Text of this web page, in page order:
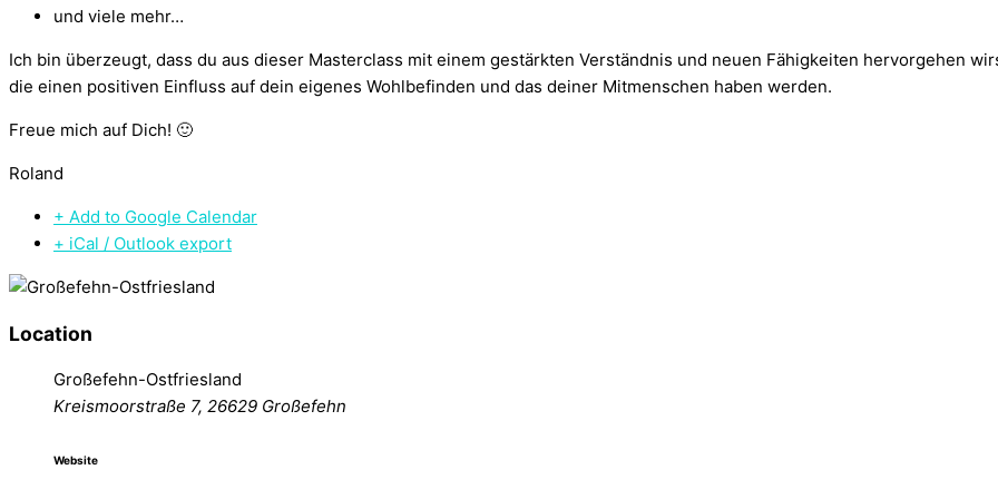
und viele mehr…
Ich bin überzeugt, dass du aus dieser Masterclass mit einem gestärkten Verständnis und neuen Fähigkeiten hervorgehen
die einen positiven Einfluss auf dein eigenes Wohlbefinden und das deiner Mitmenschen haben werden.
Freue mich auf Dich! 🙂
Roland
+ Add to Google Calendar
+ iCal / Outlook export
Location
Großefehn-Ostfriesland
Kreismoorstraße 7, 26629 Großefehn
Website